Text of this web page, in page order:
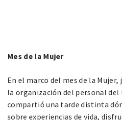
Mes de la Mujer
En el marco del mes de la
la organización del personal del
compartió una tarde distinta
sobre experiencias de vida,